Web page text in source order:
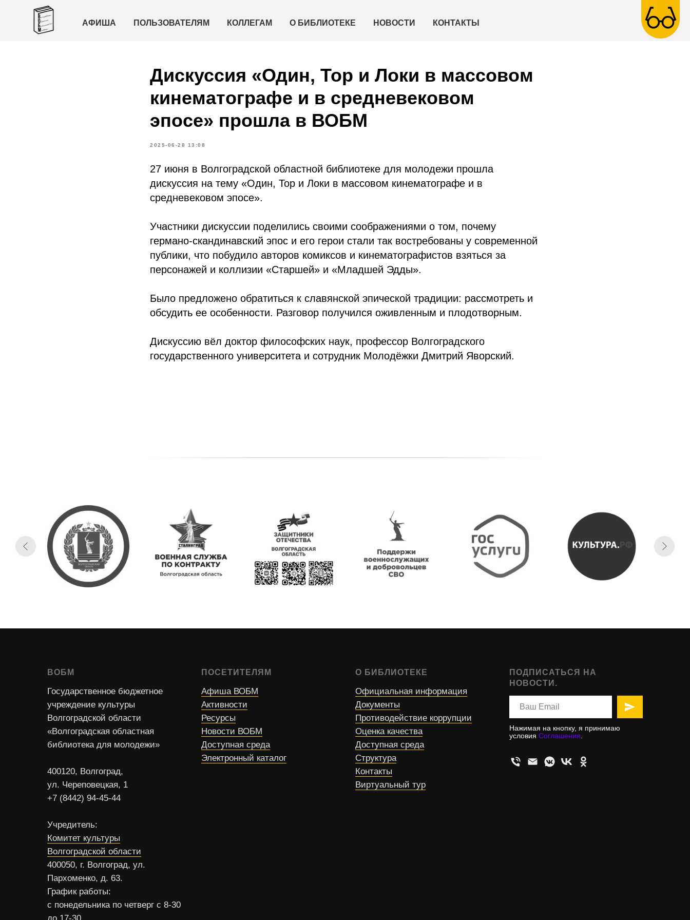
АФИША ПОЛЬЗОВАТЕЛЯМ КОЛЛЕГАМ О БИБЛИОТЕКЕ НОВОСТИ КОНТАКТЫ
Дискуссия «Один, Тор и Локи в массовом
кинематографе и в средневековом
эпосе» прошла в ВОБМ
2025-06-28 13:08
27 июня в Волгоградской областной библиотеке для молодежи прошла
дискуссия на тему «Один, Тор и Локи в массовом кинематографе и в
средневековом эпосе».
Участники дискуссии поделились своими соображениями о том, почему
германо-скандинавский эпос и его герои стали так востребованы у современной
публики, что побудило авторов комиксов и кинематографистов взяться за
персонажей и коллизии «Старшей» и «Младшей Эдды».
Было предложено обратиться к славянской эпической традиции: рассмотреть и
обсудить ее особенности. Разговор получился оживленным и плодотворным.
Дискуссию вёл доктор философских наук, профессор Волгоградского
государственного университета и сотрудник Молодёжки Дмитрий Яворский.
ВОБМ
Государственное бюджетное
учреждение культуры
Волгоградской области
«Волгоградская областная
библиотека для молодежи»
400120, Волгоград,
ул. Череповецкая, 1
+7 (8442) 94-45-44
Учредитель:
Комитет культуры
Волгоградской области
400050, г. Волгоград, ул.
Пархоменко, д. 63.
График работы:
с понедельника по четверг с 8-30
ПОСЕТИТЕЛЯМ
Афиша ВОБМ
Активности
Ресурсы
Новости ВОБМ
Доступная среда
Электронный каталог
О БИБЛИОТЕКЕ
Официальная информация
Документы
Противодействие коррупции
Оценка качества
Доступная среда
Структура
Контакты
Виртуальный тур
ПОДПИСАТЬСЯ НА
НОВОСТИ.
Нажимая на кнопку, я принимаю
условия Соглашения